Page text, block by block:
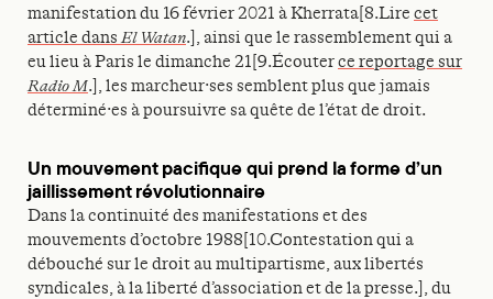
manifestation du 16 février 2021 à Kherrata[8.Lire cet
article dansEl Watan.], ainsi que le rassemblement qui a
eu lieu à Paris le dimanche 21[9.Écouterce reportage sur
Radio M.], les marcheur·ses semblent plus que jamais
déterminé·es à poursuivre sa quête de l’état de droit.
Un mouvement pacifique qui prend la forme d’un
jaillissement révolutionnaire
Dans la continuité des manifestations et des
mouvements d’octobre 1988[10.Contestation qui a
débouché sur le droit au multipartisme, aux libertés
syndicales, à la liberté d’association et de la presse.], du